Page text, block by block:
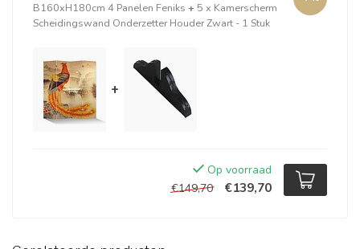
B160xH180cm 4 Panelen Feniks + 5 x Kamerscherm
Scheidingswand Onderzetter Houder Zwart - 1 Stuk
+
Op voorraad
€149,70
€139,70